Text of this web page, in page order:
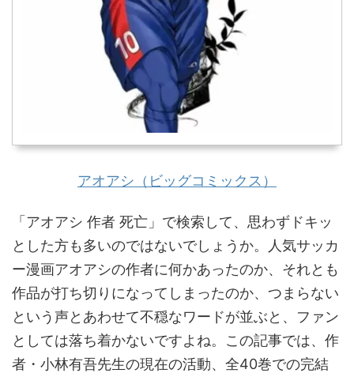
アオアシ（ビッグコミックス）
「アオアシ 作者 死亡」で検索して、思わずドキッ
とした方も多いのではないでしょうか。人気サッカ
ー漫画アオアシの作者に何かあったのか、それとも
作品が打ち切りになってしまったのか、つまらない
という声とあわせて不穏なワードが並ぶと、ファン
としては落ち着かないですよね。この記事では、作
者・小林有吾先生の現在の活動、全40巻での完結